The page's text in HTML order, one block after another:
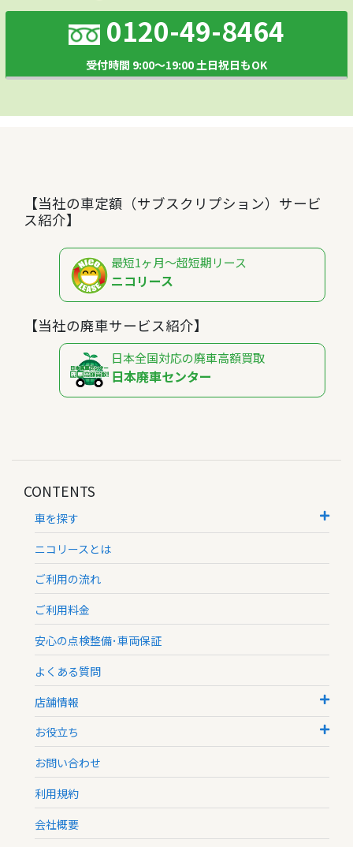
0120-49-8464
受付時間 9:00～19:00 土日祝日もOK
【当社の車定額（サブスクリプション）サービ
ス紹介】
最短1ヶ月～超短期リース
ニコリース
【当社の廃車サービス紹介】
日本全国対応の廃車高額買取
日本廃車センター
CONTENTS
車を探す
ニコリースとは
ご利用の流れ
ご利用料金
安心の点検整備･車両保証
よくある質問
店舗情報
お役立ち
お問い合わせ
利用規約
会社概要